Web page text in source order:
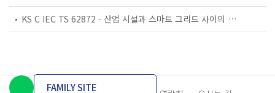
KS C IEC TS 62872 - 산업 시설과 스마트 그리드 사이의 산업 공정 측정, 제어 및 자동화 시스템 인터페이스
FAMILY SITE